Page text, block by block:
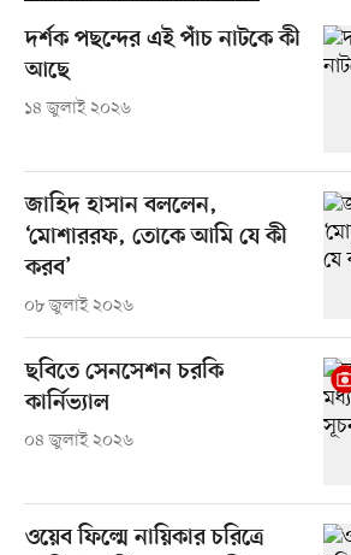
দর্শক পছন্দের এই পাঁচ নাটকে কী
আছে
১৪ জুলাই ২০২৬
জাহিদ হাসান বললেন,
‘মোশাররফ, তোকে আমি যে কী
করব’
০৮ জুলাই ২০২৬
ছবিতে সেনসেশন চরকি
কার্নিভ্যাল
০৪ জুলাই ২০২৬
ওয়েব ফিল্মে নায়িকার চরিত্রে